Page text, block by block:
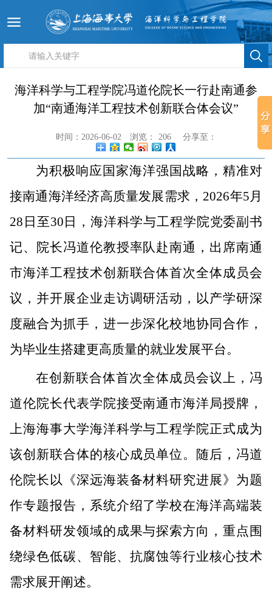
海洋科学与工程学院冯道伦院长一行赴南通参
加“南通海洋工程技术创新联合体会议”
时间：2026-06-02 浏览： 206 分享至：
为积极响应国家海洋强国战略，精准对
接南通海洋经济高质量发展需求，2026年5月
28日至30日，海洋科学与工程学院党委副书
记、院长冯道伦教授率队赴南通，出席南通
市海洋工程技术创新联合体首次全体成员会
议，并开展企业走访调研活动，以产学研深
度融合为抓手，进一步深化校地协同合作，
为毕业生搭建更高质量的就业发展平台。
在创新联合体首次全体成员会议上，冯
道伦院长代表学院接受南通市海洋局授牌，
上海海事大学海洋科学与工程学院正式成为
该创新联合体的核心成员单位。随后，冯道
伦院长以《深远海装备材料研究进展》为题
作专题报告，系统介绍了学校在海洋高端装
备材料研发领域的成果与探索方向，重点围
绕绿色低碳、智能、抗腐蚀等行业核心技术
需求展开阐述。